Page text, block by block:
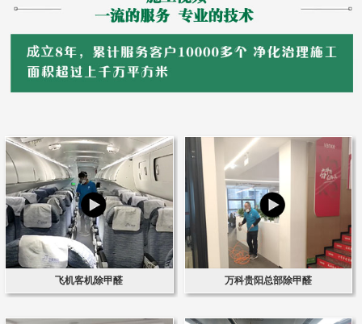
飞机客机除甲醛 万科贵阳总部除甲醛